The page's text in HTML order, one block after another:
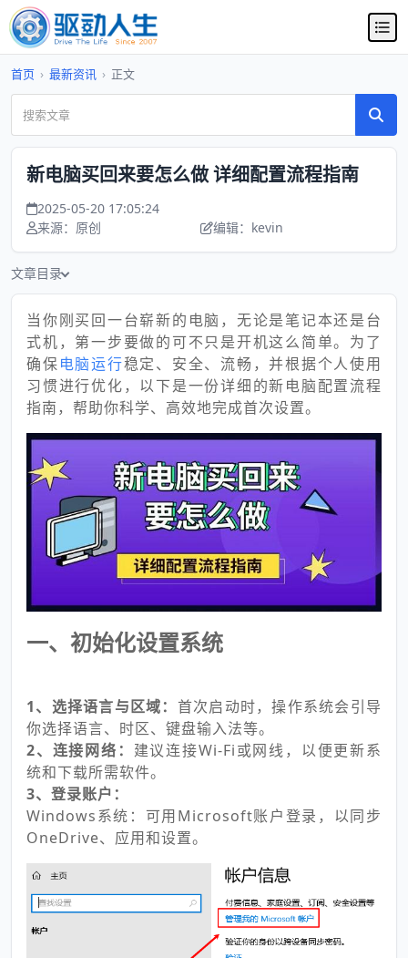
首页 › 最新资讯 › 正文
新电脑买回来要怎么做 详细配置流程指南
2025-05-20 17:05:24
来源：原创
编辑：kevin
文章目录
当你刚买回一台崭新的电脑，无论是笔记本还是台
式机，第一步要做的可不只是开机这么简单。为了
确保电脑运行稳定、安全、流畅，并根据个人使用
习惯进行优化，以下是一份详细的新电脑配置流程
指南，帮助你科学、高效地完成首次设置。
一、初始化设置系统
1、选择语言与区域： 首次启动时，操作系统会引导
你选择语言、时区、键盘输入法等。
2、连接网络： 建议连接Wi-Fi或网线，以便更新系
统和下载所需软件。
3、登录账户：
Windows系统：可用Microsoft账户登录，以同步
OneDrive、应用和设置。